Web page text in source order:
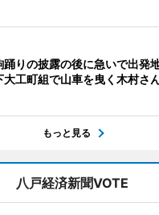
踊りの披露の後に急いで出発
大工町組で山車を曳く木村さ
もっと見る
八戸経済新聞VOTE